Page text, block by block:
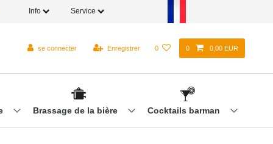
Info Service
se connecter Enregistrer 0 0 0,00 EUR
Brassage de la bière Cocktails barman